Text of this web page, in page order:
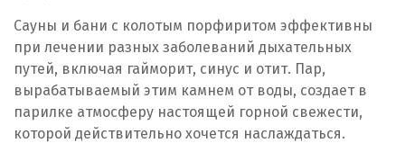
Сауны и бани с колотым порфиритом эффективны
при лечении разных заболеваний дыхательных
путей, включая гайморит, синус и отит. Пар,
вырабатываемый этим камнем от воды, создает в
парилке атмосферу настоящей горной свежести,
которой действительно хочется наслаждаться.